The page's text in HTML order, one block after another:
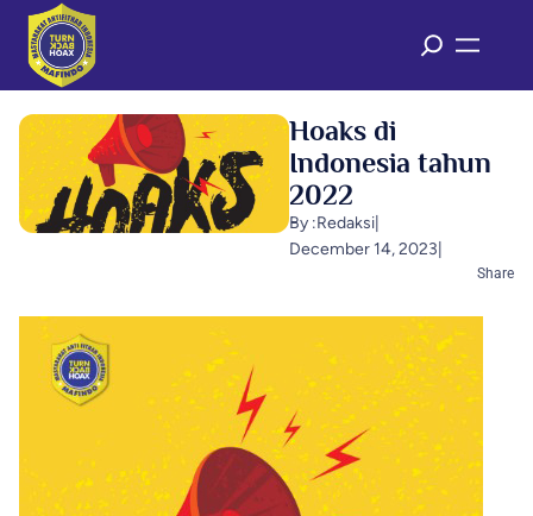
Hoaks di
Indonesia tahun
2022
By :Redaksi|
December 14, 2023
Share